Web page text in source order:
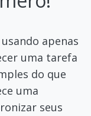
apenas
uma tarefa
do que
uma
seus